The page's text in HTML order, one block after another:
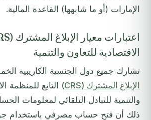
الإمارات (أو ما شابهها) القاعدة المالية.
الاقتصادية للتعاون والتنمية
تشارك جميع دول الجنسية الكاريبية
الإبلاغ المشترك (CRS)
التابع للمنظمة
والتنمية للتبادل التلقائي لمعلومات
ذلك أن فتح حساب مصرفي باستخدام